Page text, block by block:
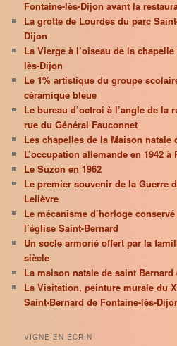
Fontaine-lès-Dijon avant la
La grotte de Lourdes du parc
Dijon
La Vierge à l’oiseau de la
lès-Dijon
Le 1% artistique du groupe
céramique bleue
Le bureau d’octroi à l’angle de la
rue du Général Fauconnet
Les chapelles de la Maison natale
L’occupation allemande en 1942
Le Suzon en 1962
Le premier souvenir de la Guerre
Lelièvre
Le mécanisme d’horloge
l’église Saint-Bernard
Un socle armorié offert par la
siècle
La maison natale de saint Bernard
La Visitation, peinture murale du
Saint-Bernard de Fontaine-lès-
VIGNE EN ÉCRIN